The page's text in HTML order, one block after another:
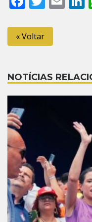
« Voltar
NOTÍCIAS